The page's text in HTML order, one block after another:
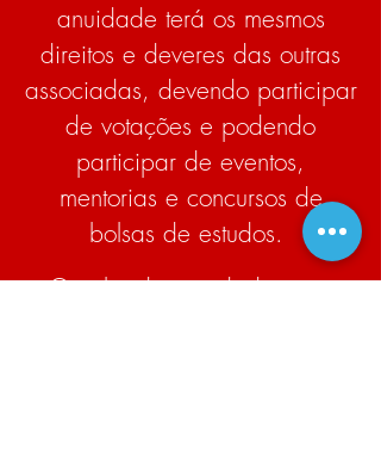
anuidade terá os mesmos
direitos e deveres das outras
associadas, devendo participar
de votações e podendo
participar de eventos,
mentorias e concursos de
bolsas de estudos.
O valor da anuidade para